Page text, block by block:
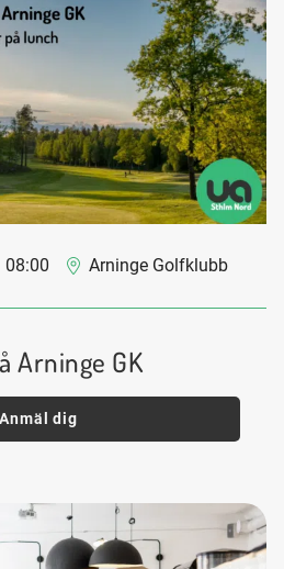
08:00 Arninge Golfklubb
Arninge GK
Anmäl dig